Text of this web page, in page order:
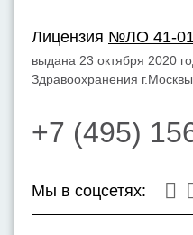
Лицензия №ЛО 41-
выдана 23 октября 2020
Здравоохранения
+7 (495)
Мы в соцсетях: